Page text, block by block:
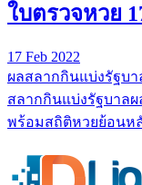
ใบตรวจหวย
17 Feb 2022
ผลสลากกินแบ่งรัฐบา
สลากกินแบ่งรัฐบาลผ
พร้อมสถิติหวยย้อนหลั